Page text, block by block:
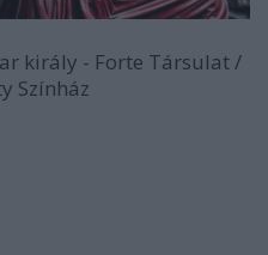
király - Forte Társulat /
Színház